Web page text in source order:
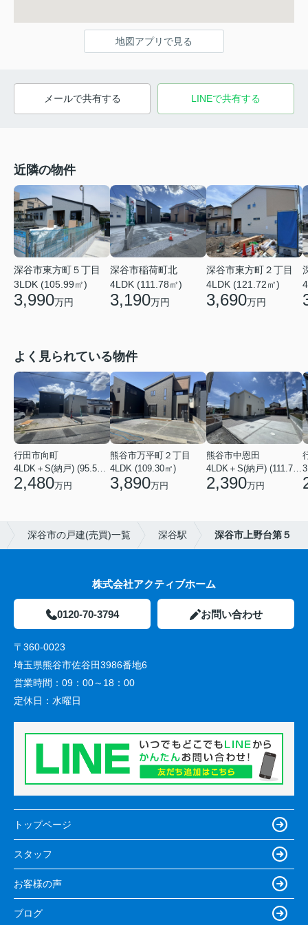
地図アプリで見る
メールで共有する LINEで共有する
近隣の物件
深谷市東方町５丁目
3LDK (105.99㎡)
3,990万円
深谷市稲荷町北
4LDK (111.78㎡)
3,190万円
深谷市東方町２丁目
4LDK (121.72㎡)
3,690万円
よく見られている物件
行田市向町
4LDK＋S(納戸) (95.58㎡)
2,480万円
熊谷市万平町２丁目
4LDK (109.30㎡)
3,890万円
熊谷市中恩田
4LDK＋S(納戸) (111.78㎡)
2,390万円
深谷市の戸建(売買)一覧 深谷駅 深谷市上野台第５
株式会社アクティブホーム
0120-70-3794 お問い合わせ
〒360-0023
埼玉県熊谷市佐谷田3986番地6
営業時間： 09：00～18：00
定休日： 水曜日
トップページ
スタッフ
お客様の声
ブログ